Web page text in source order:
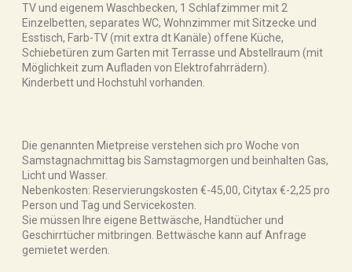
TV und eigenem Waschbecken, 1 Schlafzimmer mit 2
Einzelbetten, separates WC, Wohnzimmer mit Sitzecke und
Esstisch, Farb-TV (mit extra dt Kanäle) offene Küche,
Schiebetüren zum Garten mit Terrasse und Abstellraum (mit
Möglichkeit zum Aufladen von Elektrofahrrädern).
Kinderbett und Hochstuhl vorhanden.
Die genannten Mietpreise verstehen sich pro Woche von
Samstagnachmittag bis Samstagmorgen und beinhalten Gas,
Licht und Wasser.
Nebenkosten: Reservierungskosten €-45,00, Citytax €-2,25 pro
Person und Tag und Servicekosten.
Sie müssen Ihre eigene Bettwäsche, Handtücher und
Geschirrtücher mitbringen. Bettwäsche kann auf Anfrage
gemietet werden.